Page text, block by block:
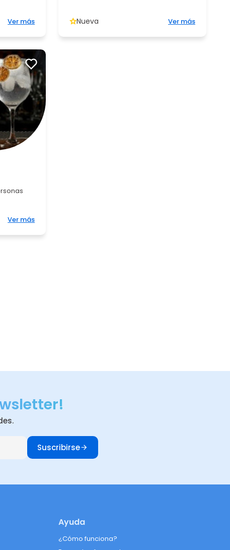
Ver más Nueva Ver más
Ver más
Suscribirse
Ayuda
¿Cómo funciona?